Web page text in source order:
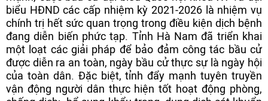
biểu HĐND các cấp nhiệm kỳ 2021-2026 là nhiệm vụ
chính trị hết sức quan trọng trong điều kiện dịch bệnh
đang diễn biến phức tạp. Tỉnh Hà Nam đã triển khai
một loạt các giải pháp để bảo đảm công tác bầu cử
được diễn ra an toàn, ngày bầu cử thực sự là ngày hội
của toàn dân. Đặc biệt, tỉnh đẩy mạnh tuyên truyền
vận động người dân thực hiện tốt hoạt động phòng,